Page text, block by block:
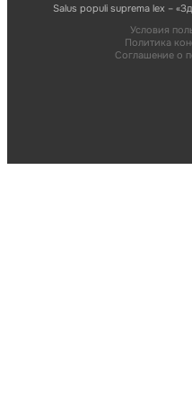
Salus populi suprema lex –
Условия
Политика
Соглашение о